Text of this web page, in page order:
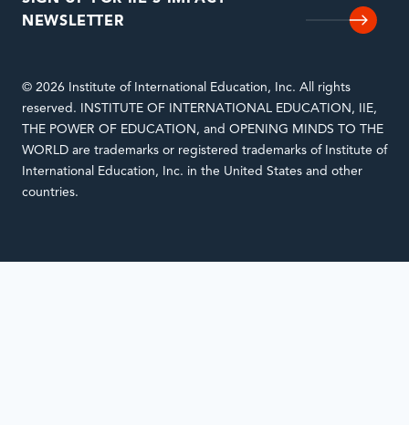
NEWSLETTER
© 2026 Institute of International Education, Inc. All rights
reserved. INSTITUTE OF INTERNATIONAL EDUCATION, IIE,
THE POWER OF EDUCATION, and OPENING MINDS TO THE
WORLD are trademarks or registered trademarks of Institute of
International Education, Inc. in the United States and other
countries.